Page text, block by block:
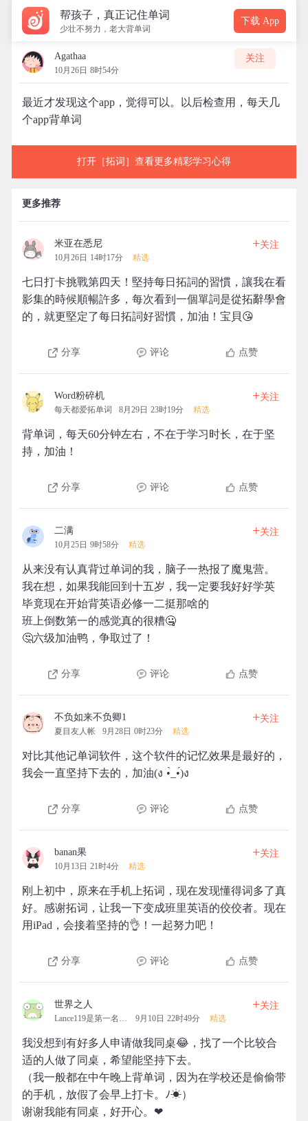
帮孩子，真正记住单词
少壮不努力，老大背单词
下载 App
Agathaa
10月26日 8时54分
关注
最近才发现这个app，觉得可以。以后检查用，每天几
个app背单词
打开［拓词］查看更多精彩学习心得
更多推荐
米亚在悉尼
10月26日 14时17分 精选
+关注
七日打卡挑戰第四天！堅持每日拓詞的習慣，讓我在看
影集的時候順暢許多，每次看到一個單詞是從拓辭學會
的，就更堅定了每日拓詞好習慣，加油！宝貝😘
分享 评论 点赞
Word粉碎机
每天都爱拓单词 8月29日 23时19分 精选
+关注
背单词，每天60分钟左右，不在于学习时长，在于坚
持，加油！
分享 评论 点赞
二满
10月25日 9时58分 精选
+关注
从来没有认真背过单词的我，脑子一热报了魔鬼营。
我在想，如果我能回到十五岁，我一定要我好好学英
毕竟现在开始背英语必修一二挺那啥的
班上倒数第一的感觉真的很糟🤐
🤔六级加油鸭，争取过了！
分享 评论 点赞
不负如来不负卿1
夏目友人帐 9月28日 0时23分 精选
+关注
对比其他记单词软件，这个软件的记忆效果是最好的，
我会一直坚持下去的，加油(ง •̀_•́)ง
分享 评论 点赞
banan果
10月13日 21时4分 精选
+关注
刚上初中，原来在手机上拓词，现在发现懂得词多了真
好。感谢拓词，让我一下变成班里英语的佼佼者。现在
用iPad，会接着坚持的👌！一起努力吧！
分享 评论 点赞
世界之人
Lance119是第一名的拓团 9月10日 22时49分 精选
+关注
我没想到有好多人申请做我同桌😂，找了一个比较合
适的人做了同桌，希望能坚持下去。
（我一般都在中午晚上背单词，因为在学校还是偷偷带
的手机，放假了会早上打卡。ﾉ☀）
谢谢我能有同桌，好开心。❤